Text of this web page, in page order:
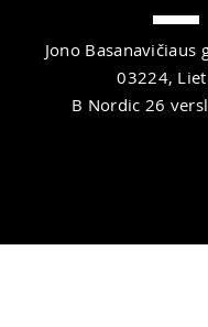
Jono Basanavičiaus
03224,
B Nordic 26